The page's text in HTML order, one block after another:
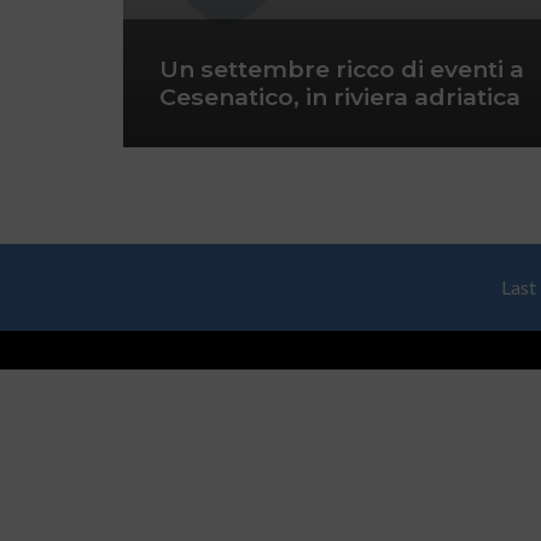
Un settembre ricco di eventi a
Cesenatico, in riviera adriatica